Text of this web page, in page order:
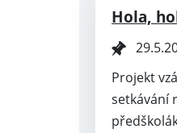
Hola,
Projekt
setkávání